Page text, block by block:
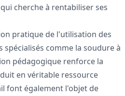
cherche à rentabiliser ses
pratique de l'utilisation des
comme la soudure à
pédagogique renforce la
en véritable ressource
font également l'objet de